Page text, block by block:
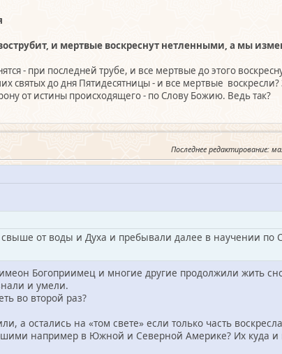
и мертвые воскреснут нетленными, а мы
- при последней трубе, и все мертвые до этого
до дня Пятидесятницы - и все мертвые воскресли?
от истины происходящего - по Слову Божию. Ведь так?
Последнее редактирование:
от воды и Духа и пребывали далее в научении по
Богоприимец и многие другие продолжили жить
и умели.
во второй раз?
а остались на «том свете» если только часть
например в Южной и Северной Америке? Их куда и